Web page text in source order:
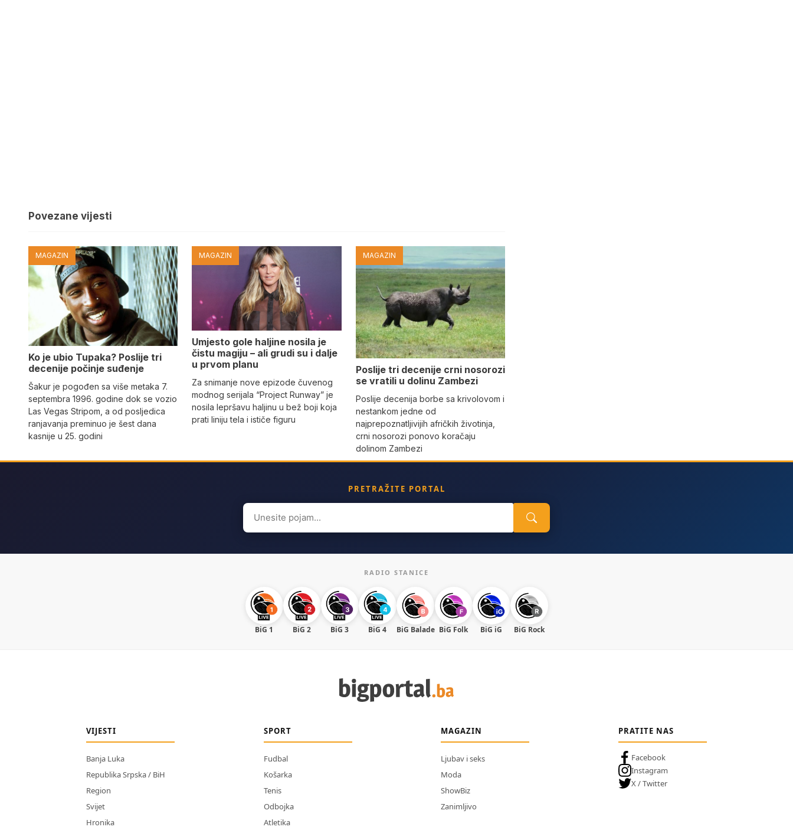
Povezane vijesti
MAGAZIN
Ko je ubio Tupaka? Poslije tri
decenije počinje suđenje
Šakur je pogođen sa više metaka 7.
septembra 1996. godine dok se vozio
Las Vegas Stripom, a od posljedica
ranjavanja preminuo je šest dana
kasnije u 25. godini
MAGAZIN
Umjesto gole haljine nosila je
čistu magiju – ali grudi su i dalje
u prvom planu
Za snimanje nove epizode čuvenog
modnog serijala “Project Runway” je
nosila lepršavu haljinu u bež boji koja
prati liniju tela i ističe figuru
MAGAZIN
Poslije tri decenije crni nosorozi
se vratili u dolinu Zambezi
Poslije decenija borbe sa krivolovom i
nestankom jedne od
najprepoznatljivijih afričkih životinja,
crni nosorozi ponovo koračaju
dolinom Zambezi
PRETRAŽITE PORTAL
Search
for:
RADIO STANICE
BiG 1 BiG 2 BiG 3 BiG 4 BiG Balade BiG Folk BiG iG BiG Rock
VIJESTI
Banja Luka
Republika Srpska / BiH
Region
Svijet
Hronika
SPORT
Fudbal
Košarka
Tenis
Odbojka
Atletika
MAGAZIN
Ljubav i seks
Moda
ShowBiz
Zanimljivo
PRATITE NAS
Facebook
Instagram
X / Twitter